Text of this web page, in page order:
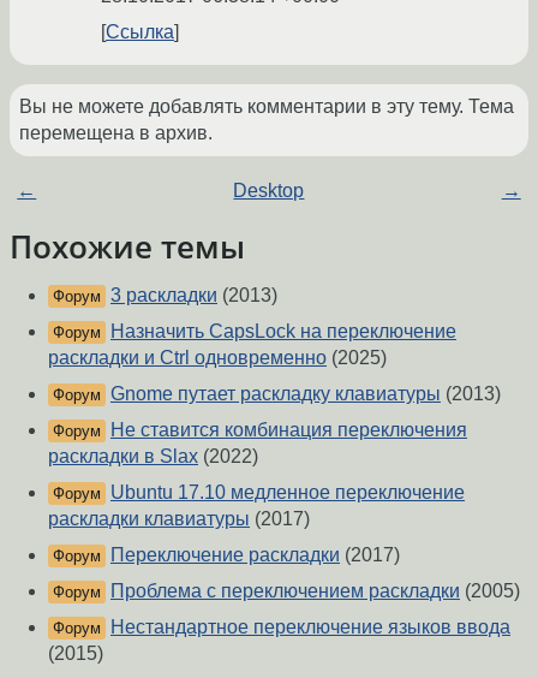
Ссылка
Вы не можете добавлять комментарии в эту тему. Тема
перемещена в архив.
← Desktop →
Похожие темы
Форум 3 раскладки (2013)
Форум
Назначить CapsLock на переключение
раскладки и Ctrl одновременно (2025)
Форум Gnome путает раскладку клавиатуры (2013)
Форум
Не ставится комбинация переключения
раскладки в Slax (2022)
Форум
Ubuntu 17.10 медленное переключение
раскладки клавиатуры (2017)
Форум Переключение раскладки (2017)
Форум Проблема с переключением раскладки (2005)
Форум
Нестандартное переключение языков ввода
(2015)